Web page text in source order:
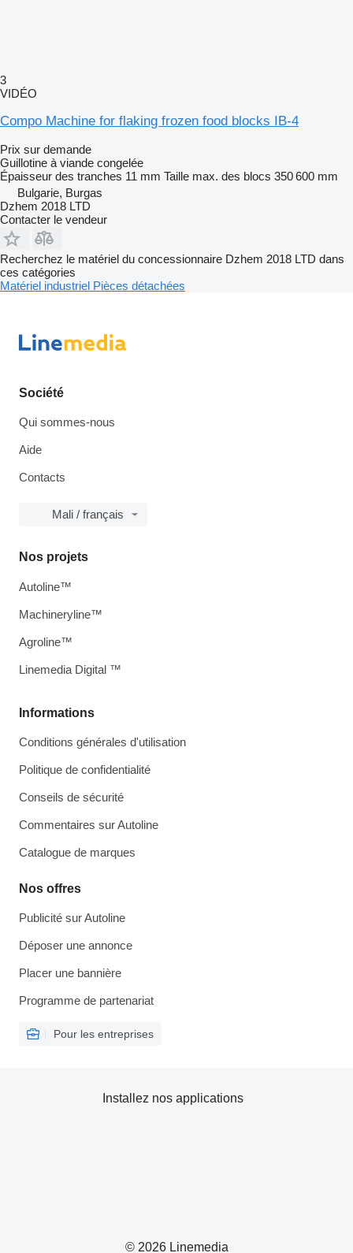
3
VIDÉO
Compo Machine for flaking frozen food blocks IB-4
Prix sur demande
Guillotine à viande congelée
Épaisseur des tranches 11 mm Taille max. des blocs 350 600 mm
Bulgarie, Burgas
Dzhem 2018 LTD
Contacter le vendeur
Recherchez le matériel du concessionnaire Dzhem 2018 LTD dans
ces catégories
Matériel industriel Pièces détachées
Société
Qui sommes-nous
Aide
Contacts
Mali / français
Informations
Conditions générales d'utilisation
Politique de confidentialité
Conseils de sécurité
Commentaires sur Autoline
Catalogue de marques
Nos offres
Publicité sur Autoline
Déposer une annonce
Placer une bannière
Programme de partenariat
Pour les entreprises
Nos projets
Autoline™
Machineryline™
Agroline™
Linemedia Digital ™
© 2026 Linemedia
Installez nos applications